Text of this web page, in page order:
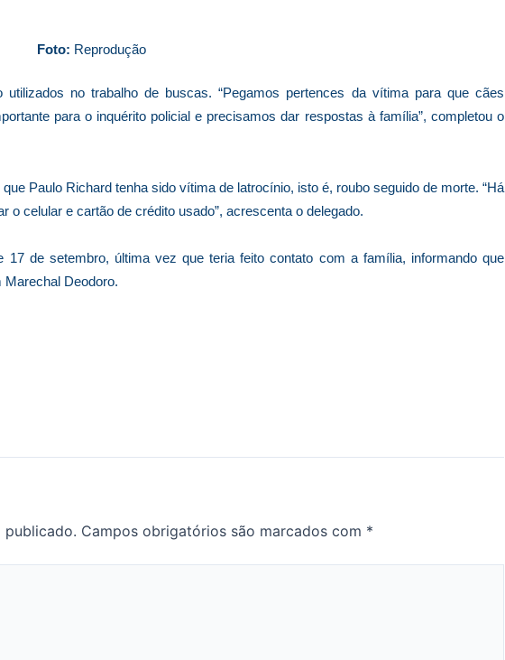
Foto: Reprodução
no trabalho de buscas. “Pegamos pertences da vítima para que cães
para o inquérito policial e precisamos dar respostas à família”, completou o
Paulo Richard tenha sido vítima de latrocínio, isto é, roubo seguido de morte. “Há
o celular e cartão de crédito usado”, acrescenta o delegado.
17 de setembro, última vez que teria feito contato com a família, informando que
Deodoro.
publicado. Campos obrigatórios são marcados com *